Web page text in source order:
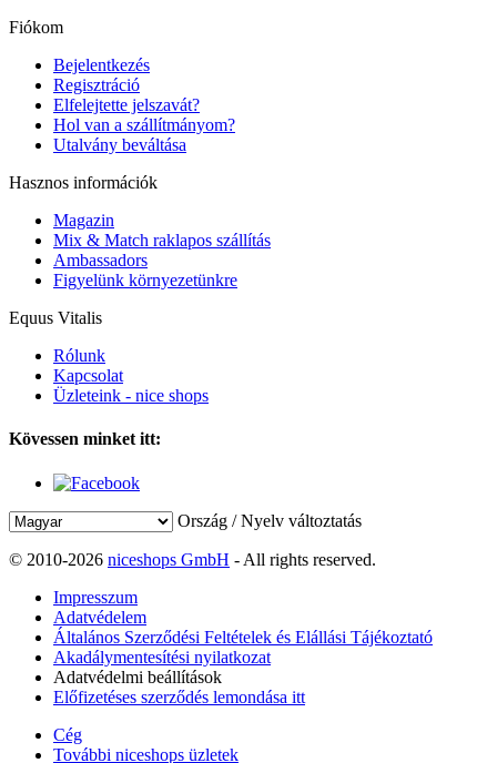
Fiókom
Bejelentkezés
Regisztráció
Elfelejtette jelszavát?
Hol van a szállítmányom?
Utalvány beváltása
Hasznos információk
Magazin
Mix & Match raklapos szállítás
Ambassadors
Figyelünk környezetünkre
Equus Vitalis
Rólunk
Kapcsolat
Üzleteink - nice shops
Kövessen minket itt:
Ország / Nyelv változtatás
© 2010-2026 niceshops GmbH - All rights reserved.
Impresszum
Adatvédelem
Általános Szerződési Feltételek és Elállási Tájékoztató
Akadálymentesítési nyilatkozat
Adatvédelmi beállítások
Előfizetéses szerződés lemondása itt
Cég
További niceshops üzletek